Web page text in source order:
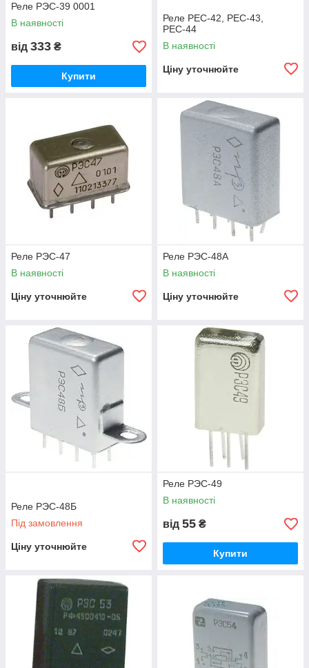
Реле РЭС-39 0001
В наявності
від 333 ₴
Купити
Реле РЕС-42, РЕС-43,
РЕС-44
В наявності
Ціну уточнюйте
Реле РЭС-47
В наявності
Ціну уточнюйте
Реле РЭС-48А
В наявності
Ціну уточнюйте
Реле РЭС-48Б
Під замовлення
Ціну уточнюйте
Реле РЭС-49
В наявності
від 55 ₴
Купити